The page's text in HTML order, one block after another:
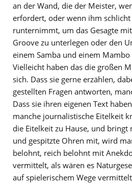
an der Wand, die der Meister,
erfordert, oder wenn ihm schlicht
runternimmt, um das Gesagte
Groove zu unterlegen oder den
einem Samba und einem Mambo
Vielleicht haben das die großen
sich. Dass sie gerne erzählen,
gestellten Fragen antworten,
Dass sie ihren eigenen Text
manche journalistische Eitelkeit
die Eitelkeit zu Hause, und bringt
und gespitzte Ohren mit, wird
belohnt, reich belohnt mit
vermittelt, als wären es
auf spielerischem Wege